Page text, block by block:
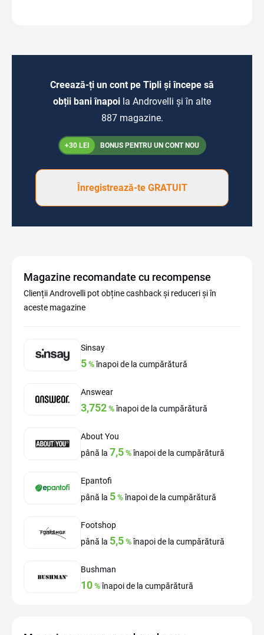
Creează-ți un cont pe Tipli și începe să
obții bani înapoi la Androvelli și în alte
887 magazine.
+30 LEI BONUS PENTRU UN CONT NOU
Înregistrează-te GRATUIT
Magazine recomandate cu recompense
Clienții Androvelli pot obține cashback și reduceri și în
aceste magazine
Sinsay
5%înapoi de la cumpărătură
Answear
3,752%înapoi de la cumpărătură
About You
până la 7,5%înapoi de la cumpărătură
Epantofi
până la 5%înapoi de la cumpărătură
Footshop
până la 5,5%înapoi de la cumpărătură
Bushman
10%înapoi de la cumpărătură